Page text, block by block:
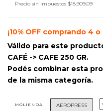
Precio sin impuestos $18.909,09
¡10% OFF comprando 4 o
Válido para este
CAFÉ -> CAFE 250 GR.
Podés combinar esta
de la misma categoría.
MOLIENDA AEROPRESS